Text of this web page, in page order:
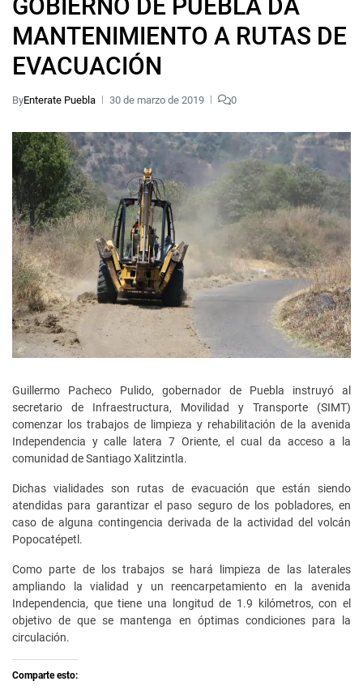
GOBIERNO DE PUEBLA DA
MANTENIMIENTO A RUTAS DE
EVACUACIÓN
ByEnterate Puebla 30 de marzo de 2019 0
Guillermo Pacheco Pulido, gobernador de Puebla instruyó al
secretario de Infraestructura, Movilidad y Transporte (SIMT)
comenzar los trabajos de limpieza y rehabilitación de la avenida
Independencia y calle latera 7 Oriente, el cual da acceso a la
comunidad de Santiago Xalitzintla.
Dichas vialidades son rutas de evacuación que están siendo
atendidas para garantizar el paso seguro de los pobladores, en
caso de alguna contingencia derivada de la actividad del volcán
Popocatépetl.
Como parte de los trabajos se hará limpieza de las laterales
ampliando la vialidad y un reencarpetamiento en la avenida
Independencia, que tiene una longitud de 1.9 kilómetros, con el
objetivo de que se mantenga en óptimas condiciones para la
circulación.
Comparte esto: